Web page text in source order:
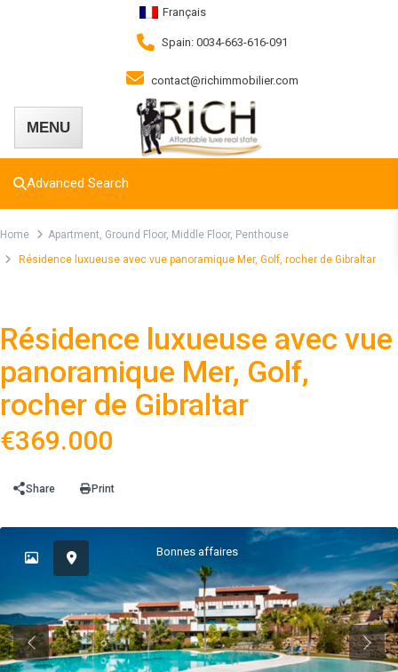
Français
Spain: 0034-663-616-091
contact@richimmobilier.com
Advanced Search
Home Apartment Ground Floor, Middle Floor, Penthouse
Résidence luxueuse avec vue panoramique Mer, Golf, rocher de Gibraltar
Résidence luxueuse avec vue
panoramique Mer, Golf,
rocher de Gibraltar
€369.000
Share Print
Bonnes affaires
Previous